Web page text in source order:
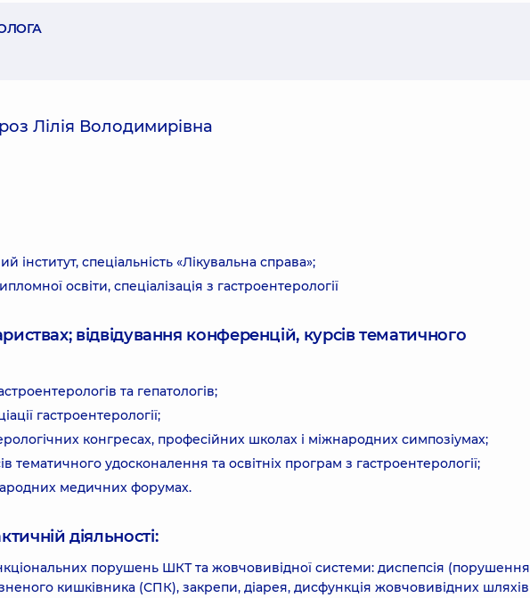
Лілія Володимирівна
спеціальність «Лікувальна справа»;
освіти, спеціалізація з гастроентерології
відвідування конференцій, курсів тематичного
та гепатологів;
гастроентерології;
конгресах, професійних школах і міжнародних симпозіумах;
тематичного удосконалення та освітніх програм з гастроентерології;
медичних форумах.
діяльності:
порушень ШКТ та жовчовивідної системи: диспепсія (порушення
кишківника (СПК), закрепи, діарея, дисфункція жовчовивідних шляхів